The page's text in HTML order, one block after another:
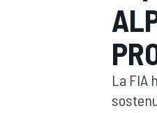
MOTOGP
La FIA